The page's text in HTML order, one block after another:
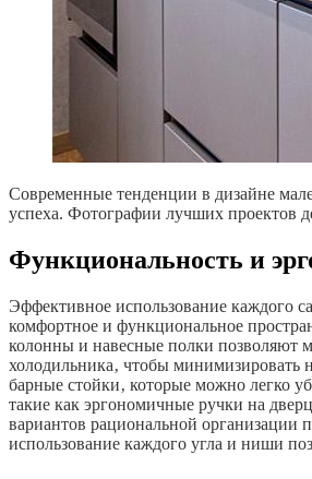
Современные тенденции в дизайне
успеха. Фотографии лучших проектов
Функциональность и
Эффективное использование каждого
комфортное и функциональное
колонны и навесные полки позволяют
холодильника‚ чтобы
барные стойки‚ которые можно легко
такие как эргономичные ручки на
вариантов рациональной организации
использование каждого угла и ниши